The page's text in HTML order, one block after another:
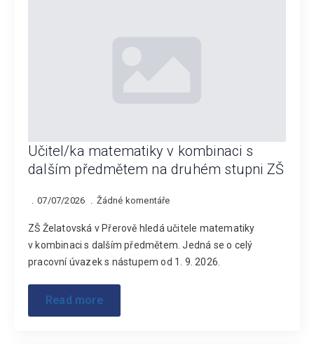
Učitel/ka matematiky v kombinaci s
dalším předmětem na druhém stupni ZŠ
07/07/2026 Žádné komentáře
ZŠ Želatovská v Přerově hledá učitele matematiky
v kombinaci s dalším předmětem. Jedná se o celý
pracovní úvazek s nástupem od 1. 9. 2026.
Read more